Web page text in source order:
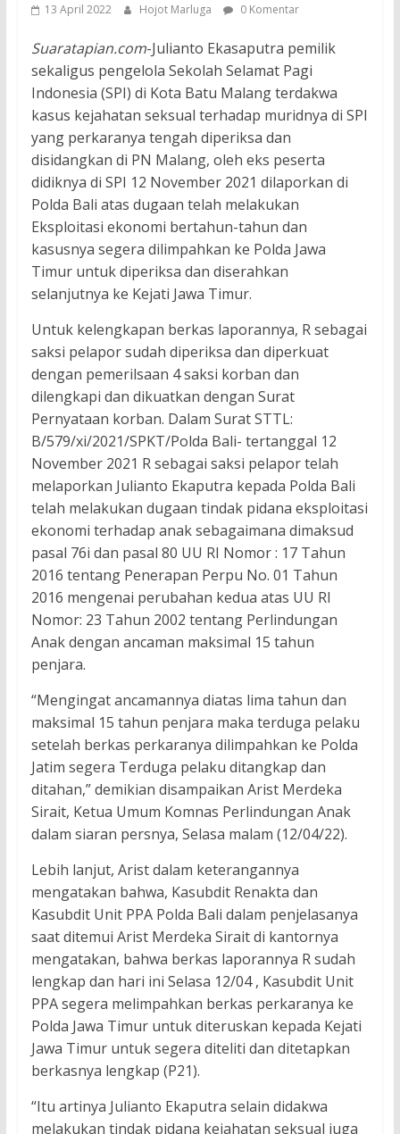
13 April 2022 Hojot Marluga 0 Komentar
Suaratapian.com-Julianto Ekasaputra pemilik
sekaligus pengelola Sekolah Selamat Pagi
Indonesia (SPI) di Kota Batu Malang terdakwa
kasus kejahatan seksual terhadap muridnya di SPI
yang perkaranya tengah diperiksa dan
disidangkan di PN Malang, oleh eks peserta
didiknya di SPI 12 November 2021 dilaporkan di
Polda Bali atas dugaan telah melakukan
Eksploitasi ekonomi bertahun-tahun dan
kasusnya segera dilimpahkan ke Polda Jawa
Timur untuk diperiksa dan diserahkan
selanjutnya ke Kejati Jawa Timur.
Untuk kelengkapan berkas laporannya, R sebagai
saksi pelapor sudah diperiksa dan diperkuat
dengan pemerilsaan 4 saksi korban dan
dilengkapi dan dikuatkan dengan Surat
Pernyataan korban. Dalam Surat STTL:
B/579/xi/2021/SPKT/Polda Bali- tertanggal 12
November 2021 R sebagai saksi pelapor telah
melaporkan Julianto Ekaputra kepada Polda Bali
telah melakukan dugaan tindak pidana eksploitasi
ekonomi terhadap anak sebagaimana dimaksud
pasal 76i dan pasal 80 UU RI Nomor : 17 Tahun
2016 tentang Penerapan Perpu No. 01 Tahun
2016 mengenai perubahan kedua atas UU RI
Nomor: 23 Tahun 2002 tentang Perlindungan
Anak dengan ancaman maksimal 15 tahun
penjara.
“Mengingat ancamannya diatas lima tahun dan
maksimal 15 tahun penjara maka terduga pelaku
setelah berkas perkaranya dilimpahkan ke Polda
Jatim segera Terduga pelaku ditangkap dan
ditahan,” demikian disampaikan Arist Merdeka
Sirait, Ketua Umum Komnas Perlindungan Anak
dalam siaran persnya, Selasa malam (12/04/22).
Lebih lanjut, Arist dalam keterangannya
mengatakan bahwa, Kasubdit Renakta dan
Kasubdit Unit PPA Polda Bali dalam penjelasanya
saat ditemui Arist Merdeka Sirait di kantornya
mengatakan, bahwa berkas laporannya R sudah
lengkap dan hari ini Selasa 12/04 , Kasubdit Unit
PPA segera melimpahkan berkas perkaranya ke
Polda Jawa Timur untuk diteruskan kepada Kejati
Jawa Timur untuk segera diteliti dan ditetapkan
berkasnya lengkap (P21).
“Itu artinya Julianto Ekaputra selain didakwa
melakukan tindak pidana kejahatan seksual juga